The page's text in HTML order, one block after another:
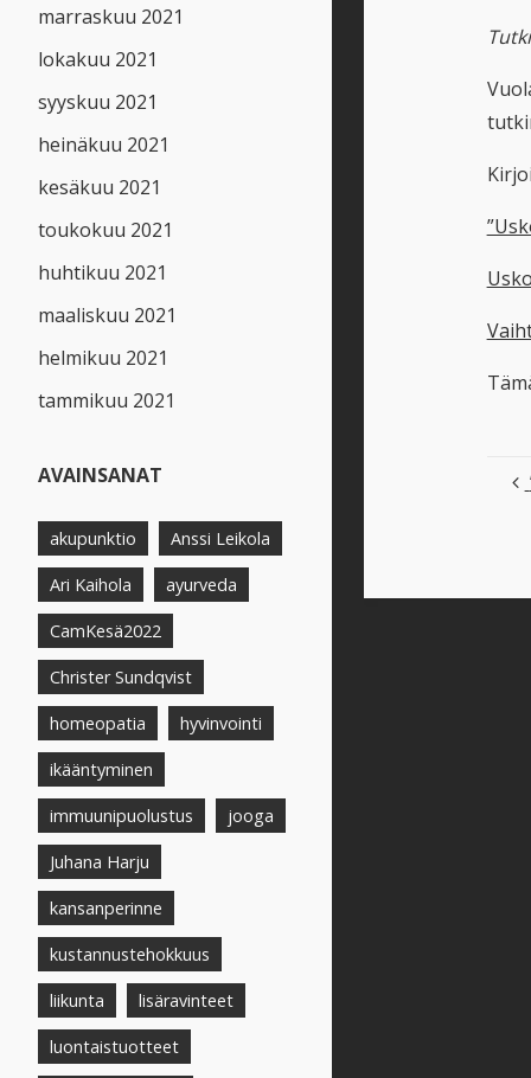
marraskuu 2021
lokakuu 2021
syyskuu 2021
heinäkuu 2021
kesäkuu 2021
toukokuu 2021
huhtikuu 2021
maaliskuu 2021
helmikuu 2021
tammikuu 2021
AVAINSANAT
akupunktio Anssi Leikola
Ari Kaihola ayurveda
CamKesä2022
Christer Sundqvist
homeopatia hyvinvointi
ikääntyminen
immuunipuolustus jooga
Juhana Harju
kansanperinne
kustannustehokkuus
liikunta lisäravinteet
luontaistuotteet